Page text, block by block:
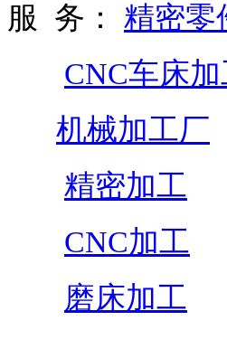
服 务： 精密零
CNC车床加
机械加工厂
精密加工
CNC加工
磨床加工